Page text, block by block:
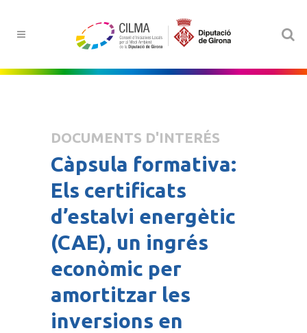
DOCUMENTS D'INTERÉS
Càpsula formativa:
Els certificats
d’estalvi energètic
(CAE), un ingrés
econòmic per
amortitzar les
inversions en